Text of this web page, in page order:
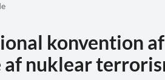
konvention
nuklear